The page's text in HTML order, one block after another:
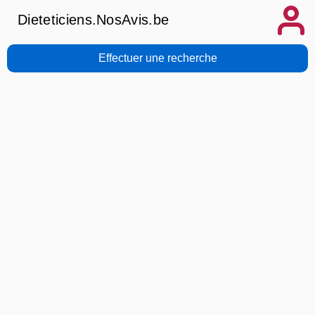
Dieteticiens.NosAvis.be
Effectuer une recherche